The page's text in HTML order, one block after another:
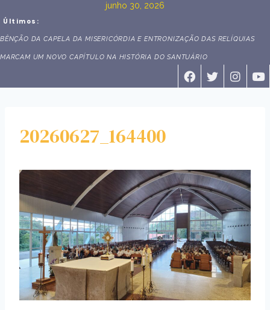
junho 30, 2026
Últimos:
BÊNÇÃO DA CAPELA DA MISERICÓRDIA E ENTRONIZAÇÃO DAS RELÍQUIAS
MARCAM UM NOVO CAPÍTULO NA HISTÓRIA DO SANTUÁRIO
20260627_164400